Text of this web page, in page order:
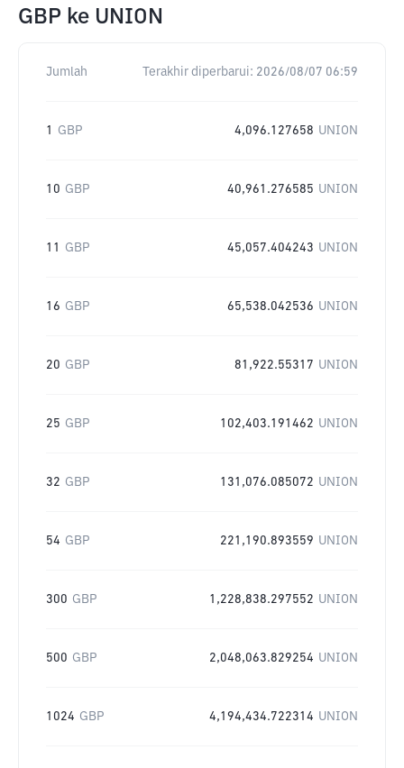
GBP ke UNION
Jumlah Terakhir diperbarui: 2026/08/07 06:59
1 GBP 4,096.127658 UNION
10 GBP 40,961.276585 UNION
11 GBP 45,057.404243 UNION
16 GBP 65,538.042536 UNION
20 GBP 81,922.55317 UNION
25 GBP 102,403.191462 UNION
32 GBP 131,076.085072 UNION
54 GBP 221,190.893559 UNION
300 GBP 1,228,838.297552 UNION
500 GBP 2,048,063.829254 UNION
1024 GBP 4,194,434.722314 UNION